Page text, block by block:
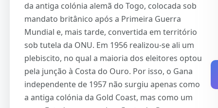
da antiga colónia alemã do Togo, colocada sob
mandato britânico após a Primeira Guerra
Mundial e, mais tarde, convertida em território
sob tutela da ONU. Em 1956 realizou-se ali um
plebiscito, no qual a maioria dos eleitores optou
pela junção à Costa do Ouro. Por isso, o Gana
independente de 1957 não surgiu apenas como
a antiga colónia da Gold Coast, mas como um